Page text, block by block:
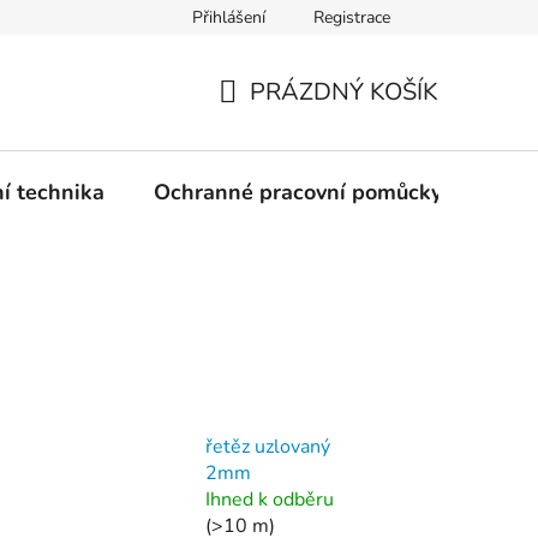
Přihlášení Registrace
KOŠÍK
PRÁZDNÝ KOŠÍK
technika Ochranné pracovní pomůcky
řetěz uzlovaný
2mm
Ihned k odběru
(>10 m)